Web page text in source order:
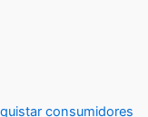
consumidores